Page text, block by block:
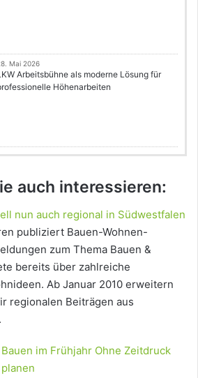
Mai 2026
Arbeitsbühne als moderne Lösung für
Höhenarbeiten
auch interessieren:
nun auch regional in Südwestfalen
publiziert Bauen-Wohnen-
zum Thema Bauen &
bereits über zahlreiche
Ab Januar 2010 erweitern
regionalen Beiträgen aus
Bauen im Frühjahr Ohne Zeitdruck
planen